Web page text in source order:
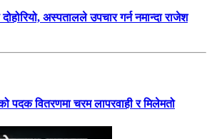
अस्पतालले उपचार गर्न नमान्दा राजेश
पदक वितरणमा चरम लापरवाही र मिलेमतो